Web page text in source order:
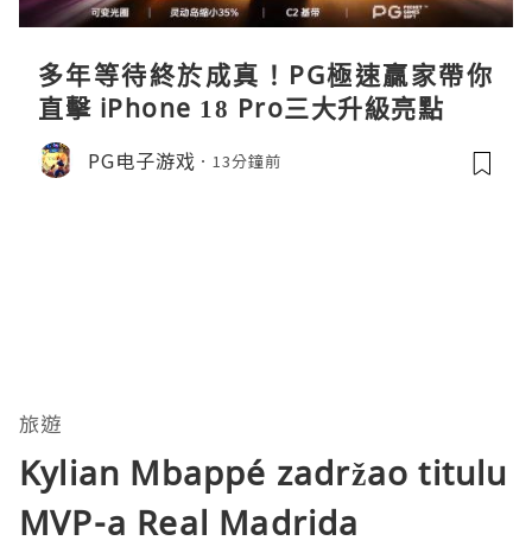
多年等待終於成真！PG極速贏家帶你
直擊 iPhone 18 Pro三大升級亮點
PG电子游戏 13分鐘前
旅遊
Kylian Mbappé zadržao titulu
MVP-a Real Madrida